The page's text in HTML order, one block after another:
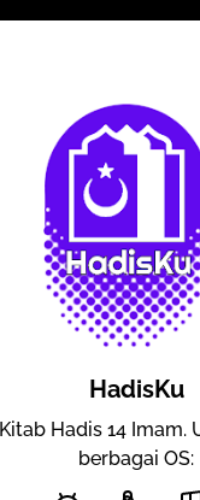
HadisKu
Kitab Hadis 14 Imam.
berbagai OS: